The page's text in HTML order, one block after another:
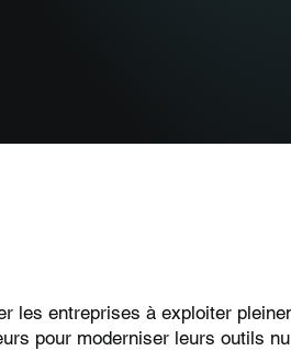
les entreprises à exploiter
pour moderniser leurs outils